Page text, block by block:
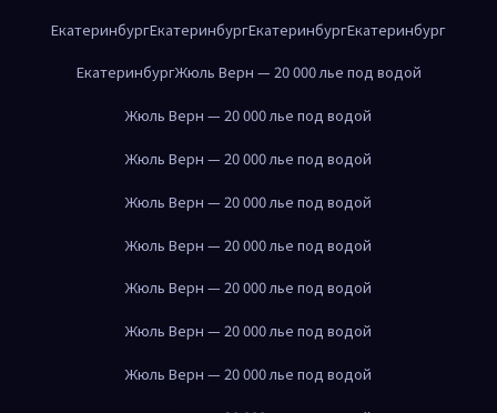
ЕкатеринбургЕкатеринбургЕкатеринбургЕкатеринбург
ЕкатеринбургЖюль Верн — 20 000 лье под водой
Жюль Верн — 20 000 лье под водой
Жюль Верн — 20 000 лье под водой
Жюль Верн — 20 000 лье под водой
Жюль Верн — 20 000 лье под водой
Жюль Верн — 20 000 лье под водой
Жюль Верн — 20 000 лье под водой
Жюль Верн — 20 000 лье под водой